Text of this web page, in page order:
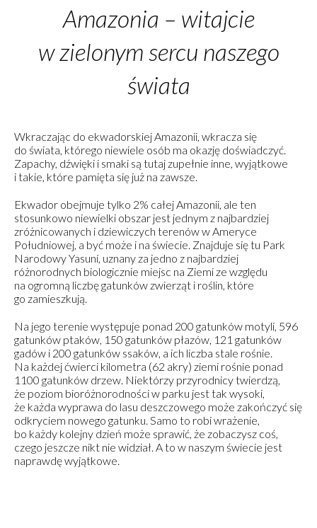
Amazonia – witajcie
w zielonym sercu naszego
świata
Wkraczając do ekwadorskiej Amazonii, wkracza się
do świata, którego niewiele osób ma okazję doświadczyć.
Zapachy, dźwięki i smaki są tutaj zupełnie inne, wyjątkowe
i takie, które pamięta się już na zawsze.
Ekwador obejmuje tylko 2% całej Amazonii, ale ten
stosunkowo niewielki obszar jest jednym z najbardziej
zróżnicowanych i dziewiczych terenów w Ameryce
Południowej, a być może i na świecie. Znajduje się tu Park
Narodowy Yasuní, uznany za jedno z najbardziej
różnorodnych biologicznie miejsc na Ziemi ze względu
na ogromną liczbę gatunków zwierząt i roślin, które
go zamieszkują.
Na jego terenie występuje ponad 200 gatunków motyli, 596
gatunków ptaków, 150 gatunków płazów, 121 gatunków
gadów i 200 gatunków ssaków, a ich liczba stale rośnie.
Na każdej ćwierci kilometra (62 akry) ziemi rośnie ponad
1100 gatunków drzew. Niektórzy przyrodnicy twierdzą,
że poziom bioróżnorodności w parku jest tak wysoki,
że każda wyprawa do lasu deszczowego może zakończyć się
odkryciem nowego gatunku. Samo to robi wrażenie,
bo każdy kolejny dzień może sprawić, że zobaczysz coś,
czego jeszcze nikt nie widział. A to w naszym świecie jest
naprawdę wyjątkowe.